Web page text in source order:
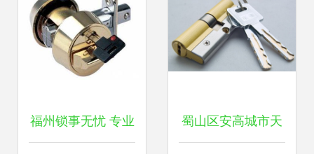
福州锁事无忧 专业 蜀山区安高城市天